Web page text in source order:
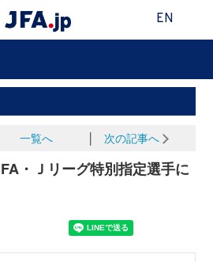
EN
一覧へ 次の記事へ
・Ｊリーグ特別指定選手に